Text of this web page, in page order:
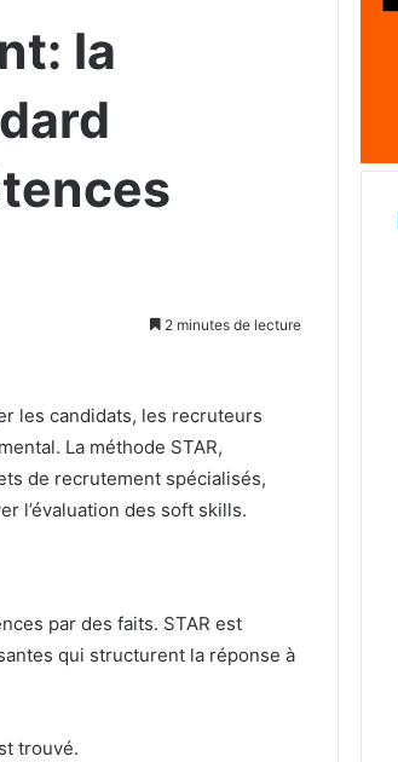
la
2 minutes de lecture
les candidats, les recruteurs
La méthode STAR,
de recrutement spécialisés,
l’évaluation des soft skills.
par des faits. STAR est
qui structurent la réponse à
trouvé.